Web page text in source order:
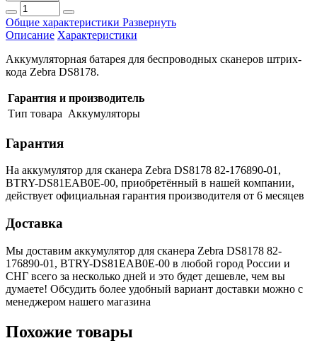
Общие характеристики Развернуть
Описание Характеристики
Аккумуляторная батарея для беспроводных сканеров штрих-
кода Zebra DS8178.
Гарантия и производитель
Тип товара Аккумуляторы
Гарантия
На аккумулятор для сканера Zebra DS8178 82-176890-01,
BTRY-DS81EAB0E-00, приобретённый в нашей компании,
действует официальная гарантия производителя от 6 месяцев
Доставка
Мы доставим аккумулятор для сканера Zebra DS8178 82-
176890-01, BTRY-DS81EAB0E-00 в любой город России и
СНГ всего за несколько дней и это будет дешевле, чем вы
думаете! Обсудить более удобный вариант доставки можно с
менеджером нашего магазина
Похожие товары